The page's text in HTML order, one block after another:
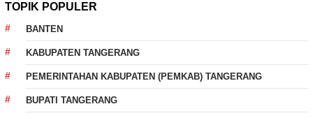
TOPIK POPULER
BANTEN
KABUPATEN TANGERANG
PEMERINTAHAN KABUPATEN (PEMKAB) TANGERANG
BUPATI TANGERANG